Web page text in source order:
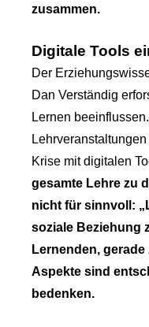
zusammen.
Digitale Tools
Der
Dan Verständig
Lernen
Krise mit digitalen
gesamte Lehre zu
nicht für sinnvoll:
soziale Beziehung
Lernenden,
Aspekte sind
bedenken.